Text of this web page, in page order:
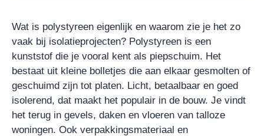
Wat is polystyreen eigenlijk en waarom zie je het zo
vaak bij isolatieprojecten? Polystyreen is een
kunststof die je vooral kent als piepschuim. Het
bestaat uit kleine bolletjes die aan elkaar gesmolten of
geschuimd zijn tot platen. Licht, betaalbaar en goed
isolerend, dat maakt het populair in de bouw. Je vindt
het terug in gevels, daken en vloeren van talloze
woningen. Ook verpakkingsmateriaal en